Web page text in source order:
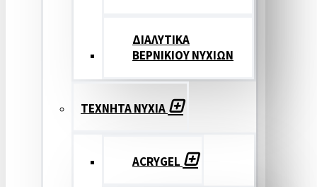
ΔΙΑΛΥΤΙΚΑ
ΒΕΡΝΙΚΙΟΥ ΝΥΧΙΩΝ
ΤΕΧΝΗΤΑ ΝΥΧΙΑ
ACRYGEL